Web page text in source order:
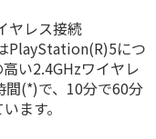
ヤレス接続
PlayStation(R)5につ
い2.4GHzワイヤレ
間(*)で、10分で60分
ます。